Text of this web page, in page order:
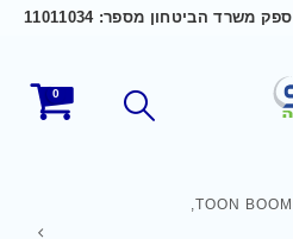
ספק משרד הביטחון מספר: 11011034
0
TOON BOOM
,